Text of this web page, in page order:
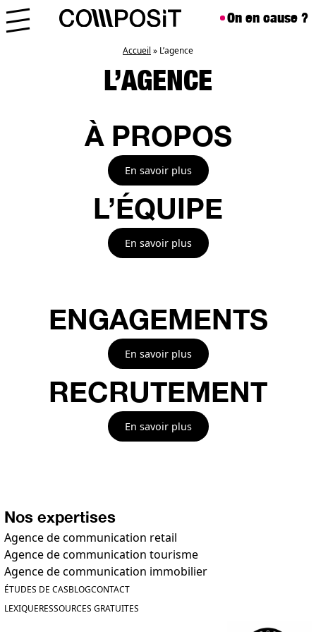
Aller au contenu
Skip to footer
On en cause ?
Accueil » L’agence
L’AGENCE
À PROPOS
En savoir plus
L’ÉQUIPE
En savoir plus
ENGAGEMENTS
En savoir plus
RECRUTEMENT
En savoir plus
Nos expertises
Agence de communication retail
Agence de communication tourisme
Agence de communication immobilier
ÉTUDES DE CASBLOGCONTACT
LEXIQUERESSOURCES GRATUITES